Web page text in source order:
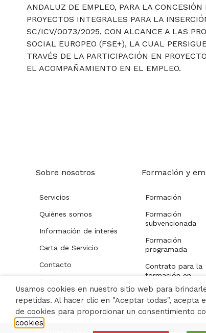
ANDALUZ DE EMPLEO, PARA LA
PROYECTOS INTEGRALES PARA LA
SC/ICV/0073/2025, CON ALCANCE A LAS
SOCIAL EUROPEO (FSE+), LA CUAL
TRAVÉS DE LA PARTICIPACIÓN EN
EL ACOMPAÑAMIENTO EN EL EMPLEO.
Sobre nosotros
Servicios
Quiénes somos
Información de interés
Carta de Servicio
Contacto
Formación y
Formación
Formación
subvencionada
Formación
programada
Contrato para la
formación en
alternancia
Usamos cookies en nuestro sitio web para
repetidas. Al hacer clic en "Aceptar todas", acepta
de cookies para proporcionar un consentimiento
cookies